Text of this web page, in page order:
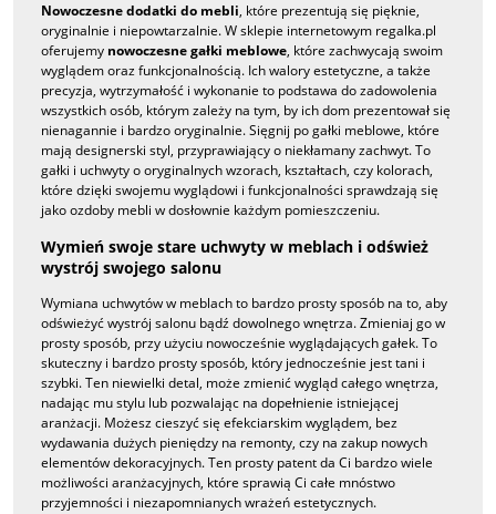
Nowoczesne dodatki do mebli, które prezentują się pięknie,
oryginalnie i niepowtarzalnie. W sklepie internetowym regalka.pl
oferujemy nowoczesne gałki meblowe, które zachwycają swoim
wyglądem oraz funkcjonalnością. Ich walory estetyczne, a także
precyzja, wytrzymałość i wykonanie to podstawa do zadowolenia
wszystkich osób, którym zależy na tym, by ich dom prezentował się
nienagannie i bardzo oryginalnie. Sięgnij po gałki meblowe, które
mają designerski styl, przyprawiający o niekłamany zachwyt. To
gałki i uchwyty o oryginalnych wzorach, kształtach, czy kolorach,
które dzięki swojemu wyglądowi i funkcjonalności sprawdzają się
jako ozdoby mebli w dosłownie każdym pomieszczeniu.
Wymień swoje stare uchwyty w meblach i odśwież
wystrój swojego salonu
Wymiana uchwytów w meblach to bardzo prosty sposób na to, aby
odświeżyć wystrój salonu bądź dowolnego wnętrza. Zmieniaj go w
prosty sposób, przy użyciu nowocześnie wyglądających gałek. To
skuteczny i bardzo prosty sposób, który jednocześnie jest tani i
szybki. Ten niewielki detal, może zmienić wygląd całego wnętrza,
nadając mu stylu lub pozwalając na dopełnienie istniejącej
aranżacji. Możesz cieszyć się efekciarskim wyglądem, bez
wydawania dużych pieniędzy na remonty, czy na zakup nowych
elementów dekoracyjnych. Ten prosty patent da Ci bardzo wiele
możliwości aranżacyjnych, które sprawią Ci całe mnóstwo
przyjemności i niezapomnianych wrażeń estetycznych.